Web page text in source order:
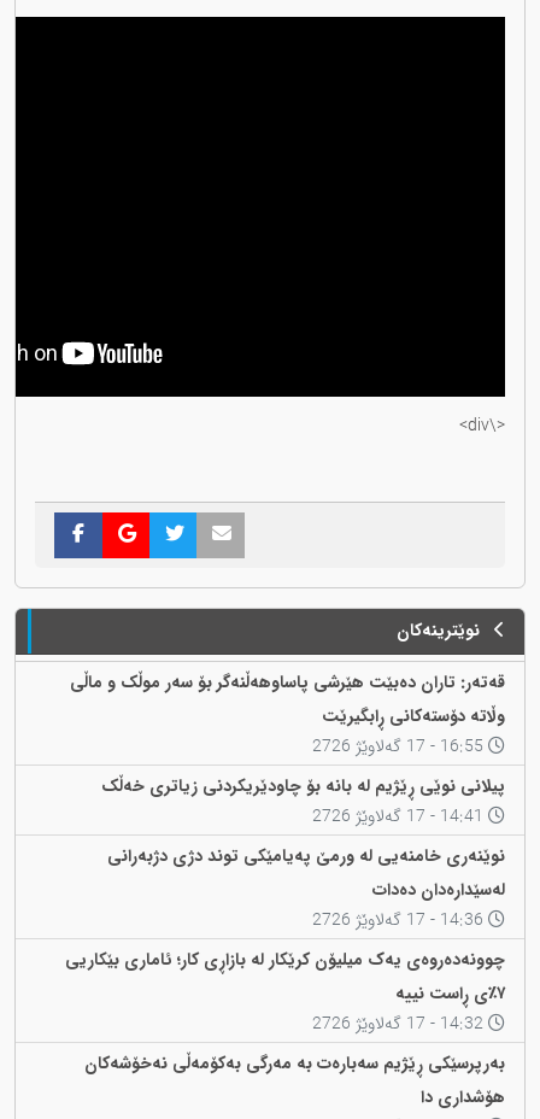
<\div>
نوێترینەکان
قەتەر: تاران دەبێت هێرشی پاساوهەڵنەگر بۆ سەر موڵک و ماڵی
وڵاتە دۆستەکانی ڕابگیرێت
پیلانی نوێی ڕێژیم لە بانە بۆ چاودێریکردنی زیاتری خەڵک
نوێنەری خامنەیی لە ورمێ پەیامێکی توند دژی دژبەرانی
لەسێدارەدان دەدات
چوونەدەروەی یەک میلیۆن کرێکار لە بازاڕی کار؛ ئاماری بێکاریی
٧٪ی ڕاست نییە
بەرپرسێکی ڕێژیم سەبارەت بە مەرگی بەکۆمەڵی نەخۆشەکان
هۆشداری دا